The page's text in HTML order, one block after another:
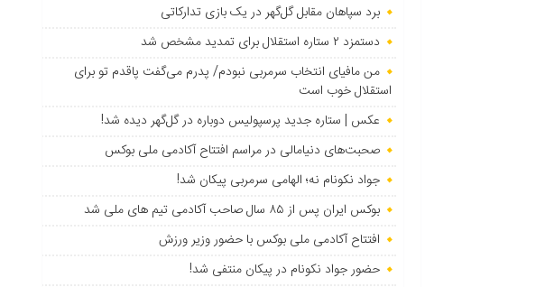
برد سپاهان مقابل گل‌گهر در یک بازی تدارکاتی
دستمزد ۲ ستاره استقلال برای تمدید مشخص شد
من مافیای انتخاب سرمربی نبودم/ پدرم می‌گفت پاقدم تو برای
استقلال خوب است
عکس | ستاره جدید پرسپولیس دوباره در گل‌گهر دیده شد!
صحبت‌های دنیامالی در مراسم افتتاح آکادمی ملی بوکس
جواد نکونام نه؛ الهامی سرمربی پیکان شد!
بوکس ایران پس از ۸۵ سال صاحب آکادمی تیم های ملی شد
افتتاح آکادمی ملی بوکس با حضور وزیر ورزش
حضور جواد نکونام در پیکان منتفی شد!